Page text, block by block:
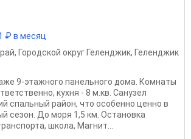
₽ в месяц
, Городской округ Геленджик, Геленджик
9-этажного панельного дома. Комнаты
кухня - 8 м.кв. Санузел
спальный район, что особенно ценно в
сезон. До моря 1,5 км. Остановка
школа, Магнит...